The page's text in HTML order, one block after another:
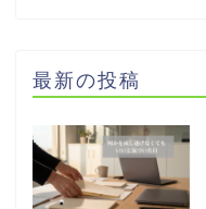
最新の投稿